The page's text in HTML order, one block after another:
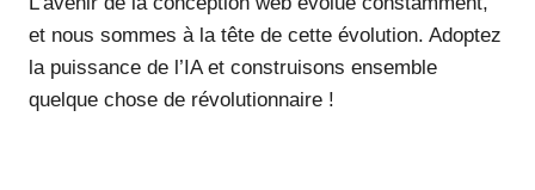
et nous sommes à la tête de cette évolution. Adoptez
la puissance de l’IA et construisons ensemble
quelque chose de révolutionnaire !